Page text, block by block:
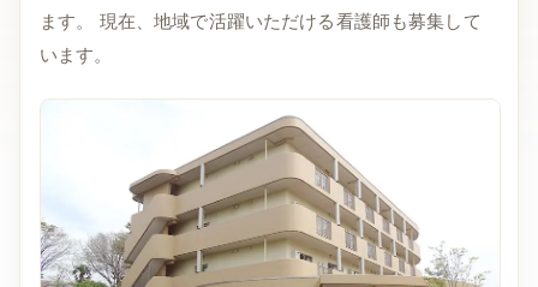
ます。 現在、地域で活躍いただける看護師も募集して
います。